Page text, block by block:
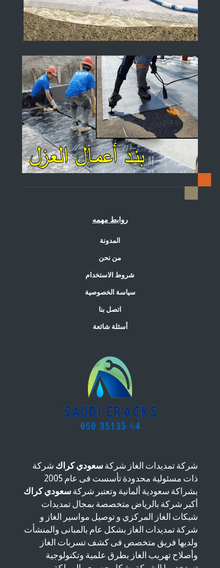
روابط مهمه
المدونة
من نحن
شروط الاستخدام
سياسة الخصوصية
اتصل بنا
أسئلة شائعة
شركة تمديدات الغاز شركة سعودي كراك شركة
ذات مسئولية محدودة تأسست فى عام 2005
بشراكة سعودية ألمانية وتعتبر شركة سعودي كراك
أكبر شركة بالرياض متخصصة بمجال تمديدات
شبكات الغاز المركزي و توصيل مواسير الغاز و
شركة تمديدات الغاز بشكل عام بالمبانى والمنشأت
ولديها فريق متخصص فى كشف تسربات الغاز
وأصلاح تهريب الغاز بطرق علمية وتكنولوجية